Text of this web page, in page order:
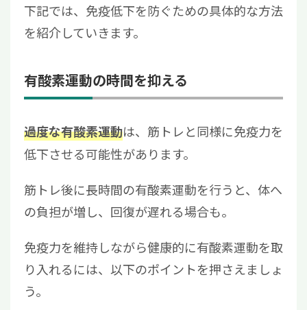
下記では、免疫低下を防ぐための具体的な方法
を紹介していきます。
有酸素運動の時間を抑える
過度な有酸素運動は、筋トレと同様に免疫力を
低下させる可能性があります。
筋トレ後に長時間の有酸素運動を行うと、体へ
の負担が増し、回復が遅れる場合も。
免疫力を維持しながら健康的に有酸素運動を取
り入れるには、以下のポイントを押さえましょ
う。